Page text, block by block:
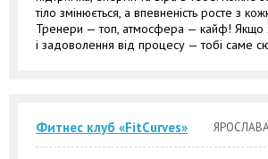
тіло змінюється, а впевненість росте з
Тренери — топ, атмосфера — кайф! Якщо
і задоволення від процесу — тобі саме
Фитнес клуб «FitCurves»